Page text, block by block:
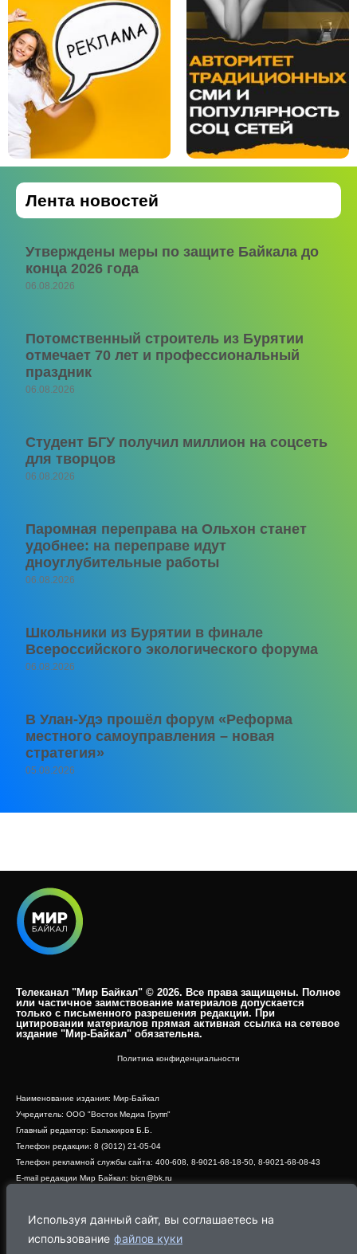
Используя данный сайт, вы соглашаетесь на
использование файлов куки
Лента новостей
Утверждены меры по защите Байкала до
конца 2026 года
06.08.2026
Потомственный строитель из Бурятии
отмечает 70 лет и профессиональный
праздник
06.08.2026
Студент БГУ получил миллион на соцсеть
для творцов
06.08.2026
Паромная переправа на Ольхон станет
удобнее: на переправе идут
дноуглубительные работы
06.08.2026
Школьники из Бурятии в финале
Всероссийского экологического форума
06.08.2026
В Улан-Удэ прошёл форум «Реформа
местного самоуправления – новая
стратегия»
05.08.2026
Телеканал "Мир Байкал" © 2026. Все права защищены. Полное
или частичное заимствование материалов допускается
только с письменного разрешения редакции. При
цитировании материалов прямая активная ссылка на сетевое
издание "Мир-Байкал" обязательна.​
Политика конфиденциальности
Наименование издания: Мир-Байкал
Учредитель: ООО "Восток Медиа Групп"
Главный редактор: Бальжиров Б.Б.
Телефон редакции: 8 (3012) 21-05-04
Телефон рекламной службы сайта: 400-608, 8-9021-68-18-50, 8-9021-68-08-43
E-mail редакции Мир Байкал: bicn@bk.ru
Адрес редакции: 670000, г. Улан-Удэ, ул. Профсоюзная, дом 44, офис 1